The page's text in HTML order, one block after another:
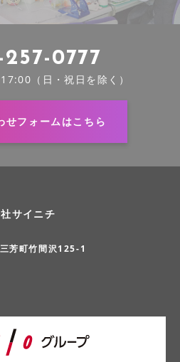
0777
（日・祝日を除く）
せフォームはこちら
サイニチ
芳町竹間沢125-1